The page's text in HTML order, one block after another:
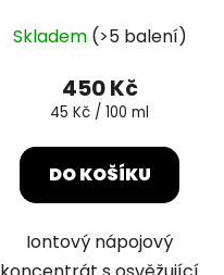
zelený čaj limetka 1L
hodnocení
produktu
je
z
Skladem (>5 balení)
450 Kč
Měrná
45 Kč / 100 ml
DO KOŠÍKU
Iontový nápojový